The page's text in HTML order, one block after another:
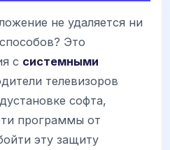
не удаляется ни
Это
с системными
телевизоров
софта,
программы от
эту защиту